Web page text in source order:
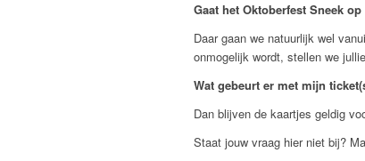
Gaat het Oktoberfest Sneek
Daar gaan we natuurlijk wel
onmogelijk wordt, stellen we
Wat gebeurt er met mijn
Dan blijven de kaartjes geldig
Staat jouw vraag hier niet bij?